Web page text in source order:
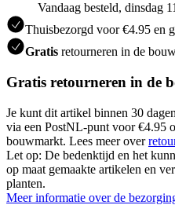
Vandaag besteld, dinsdag
Thuisbezorgd voor €4.95 en
Gratis retourneren in de
Gratis retourneren in de
Je kunt dit artikel binnen 30
via een PostNL-punt voor €4.95
bouwmarkt. Lees meer over
Let op: De bedenktijd en het
op maat gemaakte artikelen en
planten.
Meer informatie over de